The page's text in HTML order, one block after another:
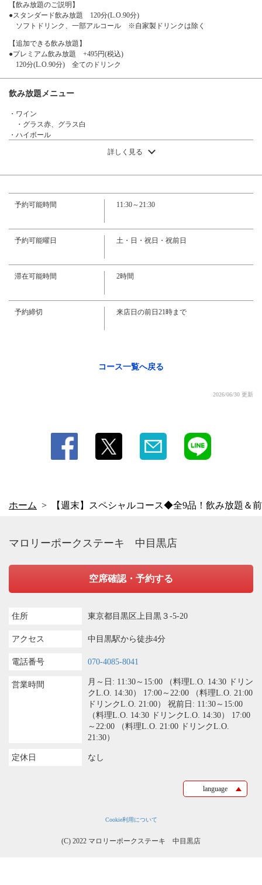
【飲み放題のご説明】
●スタンダード飲み放題 120分(L.O.90分)
ソフトドリンク、一部アルコール ※自家製ドリンクは除く
【追加できる飲み放題】
●プレミアム飲み放題 +495円(税込)
120分(L.O.90分) 全てのドリンク
飲み放題メニュー
・ワイン
・グラス赤、グラス白
・ハイボール
チウーロン、ピーチアップル、マンゴーソーダ、マンゴーアップル
・レモンサワー、ジノングレープフルーツ、カルピスサワー、美酢サワー
（マスカット／ザクロ）、チューハイ、黒ウーロンハイ、紅茶ハイ、ジャス
・ソフトドリンク
・黒ウーロン茶、リンゴジュース、コカコーラ、カルピスウォーター、カ
詳しく見る
予約可能時間 11:30～21:30
予約可能曜日 土・日・祝日・祝前日
滞在可能時間 2時間
予約締切 来店日の前日21時まで
コース一覧へ戻る
2026/06/30 更新
ホーム 【週末】スペシャルコース◆全9品！飲み放題＆
この店舗情報をシェアする
【週末】スペシャルコース◆全9品！飲み放題＆前菜盛り合
テーキ 中目黒店
https://mallorypork-nakameguro.owst.jp/courses/219630210
マロリーポークステーキ 中目黒店
空席確認・予約する
住所 東京都目黒区上目黒３-5-20
アクセス 中目黒駅から徒歩4分
電話番号 070-4085-8041
営業時間
月～日: 11:30～15:00 （料理L.O. 14:30 ドリン
クL.O. 14:30） 17:00～22:00 （料理L.O. 21:00
ドリンクL.O. 21:00） 祝前日: 11:30～15:00
（料理L.O. 14:30 ドリンクL.O. 14:30） 17:00
～22:00 （料理L.O. 21:00 ドリンクL.O.
21:30）
定休日 なし
language
Cookie利用について
(C) 2022 マロリーポークステーキ 中目黒店